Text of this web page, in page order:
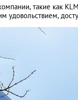
такие как
удовольствием,